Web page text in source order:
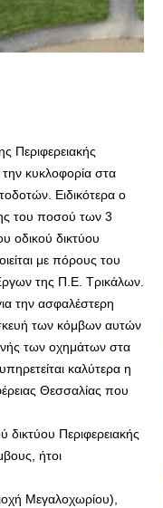
Περιφερειακής
την κυκλοφορία στα
Ειδικότερα ο
του ποσού των 3
οδικού δικτύου
με πόρους του
της Π.Ε. Τρικάλων.
την ασφαλέστερη
των κόμβων αυτών
των οχημάτων στα
καλύτερα η
Θεσσαλίας που
δικτύου Περιφερειακής
ήτοι
Μεγαλοχωρίου),